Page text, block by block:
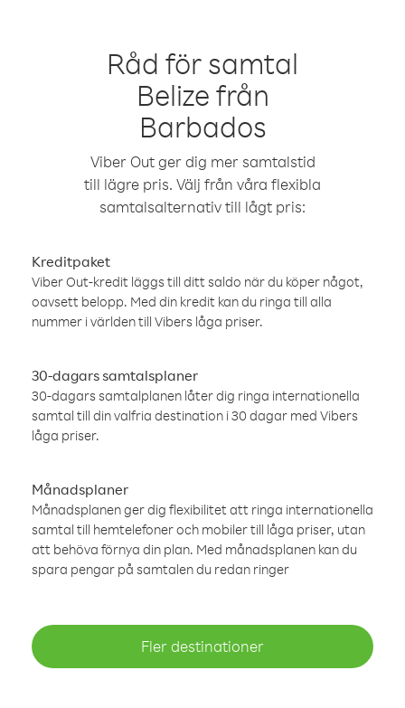
Råd för samtal
Belize från
Barbados
Viber Out ger dig mer samtalstid
till lägre pris. Välj från våra flexibla
samtalsalternativ till lågt pris:
Kreditpaket
Viber Out-kredit läggs till ditt saldo när du köper något,
oavsett belopp. Med din kredit kan du ringa till alla
nummer i världen till Vibers låga priser.
30-dagars samtalsplaner
30-dagars samtalplanen låter dig ringa internationella
samtal till din valfria destination i 30 dagar med Vibers
låga priser.
Månadsplaner
Månadsplanen ger dig flexibilitet att ringa internationella
samtal till hemtelefoner och mobiler till låga priser, utan
att behöva förnya din plan. Med månadsplanen kan du
spara pengar på samtalen du redan ringer
Fler destinationer